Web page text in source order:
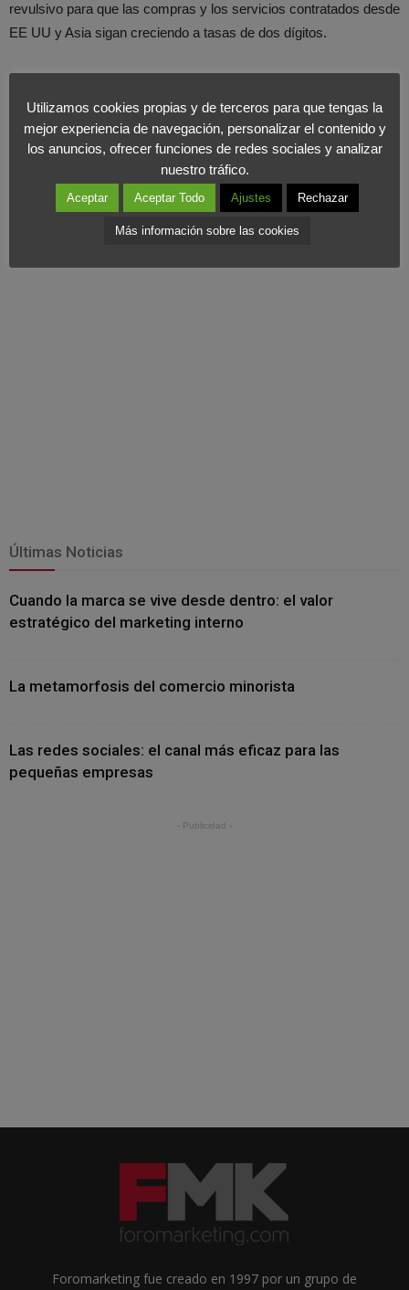
revulsivo para que las compras y los servicios contratados desde
EE UU y Asia sigan creciendo a tasas de dos dígitos.
España ocupa así el puesto 16 en la lista de los ‘Top 20’
exportadores en el mundo en 2014. Países como Italia o Francia
se sitúan muy por encima de nosotros (puestos 8 y 6
respectivamente), lo que deja clara la necesidad de mejorar
Marca España con un plan estratégico que permita poner en
valor nuestros productos y servicios.
Últimas Noticias
Cuando la marca se vive desde dentro: el valor
estratégico del marketing interno
La metamorfosis del comercio minorista
Las redes sociales: el canal más eficaz para las
pequeñas empresas
- Publicidad -
Foromarketing fue creado en 1997 por un grupo de
Utilizamos cookies propias y de terceros para que tengas la
mejor experiencia de navegación, personalizar el contenido y
los anuncios, ofrecer funciones de redes sociales y analizar
nuestro tráfico.
Aceptar Aceptar Todo Ajustes Rechazar
Más información sobre las cookies